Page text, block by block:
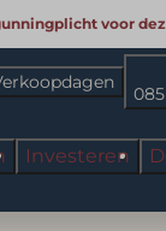
voor
Investeren